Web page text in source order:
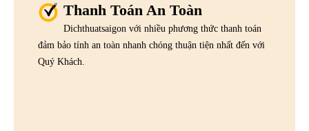
Thanh Toán An Toàn
Dichthuatsaigon với nhiều phương thức thanh toán
đảm bảo tính an toàn nhanh chóng thuận tiện nhất đến với
Quý Khách.